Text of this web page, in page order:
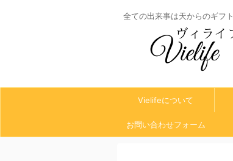
全ての出来事は天からのギフト
Vielifeについて
お問い合わせフォーム